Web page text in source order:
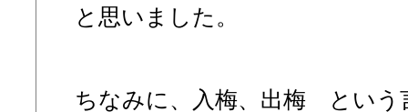
と思いました。
ちなみに、入梅、出梅 という